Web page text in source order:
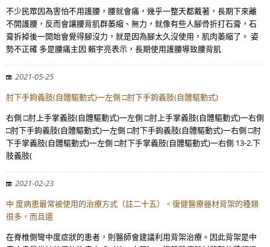
不少民眾因為害怕不用護腰，腰就會痛，幾乎一整天都戴著，長期下來離
不開護腰，反而會讓腰背肌群萎縮、無力，就像有些人腳骨折打石膏，石
膏拆掉後一開始會覺得腳沒力，就是因為腳太久沒使用，肌肉萎縮了。 姿
勢不正確 多是腰痛主因 賴宇亮表示，長期使用護腰導致腰背肌
2021-05-25
肘下手鉤義肢(自體驅動式)一左側 □肘下手鉤義肢(自體驅動式)
右側 □肘上手掌義肢(自體驅動式)一左側 □肘上手掌義肢(自體驅動式)一右側
□肘下手鉤義肢(自體驅動式)一左側 □肘下手鉤義肢(自體驅動式)一右側 □肘
下手掌義肢(自體驅動式)一左側 □肘下手掌義肢(自體驅動式)一右側 13-2.下
肢義肢(
2021-02-23
中 度病患最常被使用的治療方式（註二十五）。復健醫療器材背架的種類
很多，而且還
在脊椎側彎中度症狀的患者，則醫師會建議利用背架治療。因此背架是中